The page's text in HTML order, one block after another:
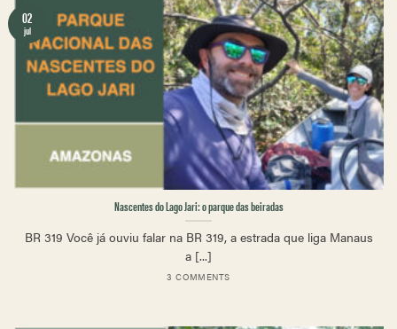
Nascentes do Lago Jari: o parque das beiradas
BR 319 Você já ouviu falar na BR 319, a estrada que liga Manaus
a [...]
3 COMMENTS
02
jul